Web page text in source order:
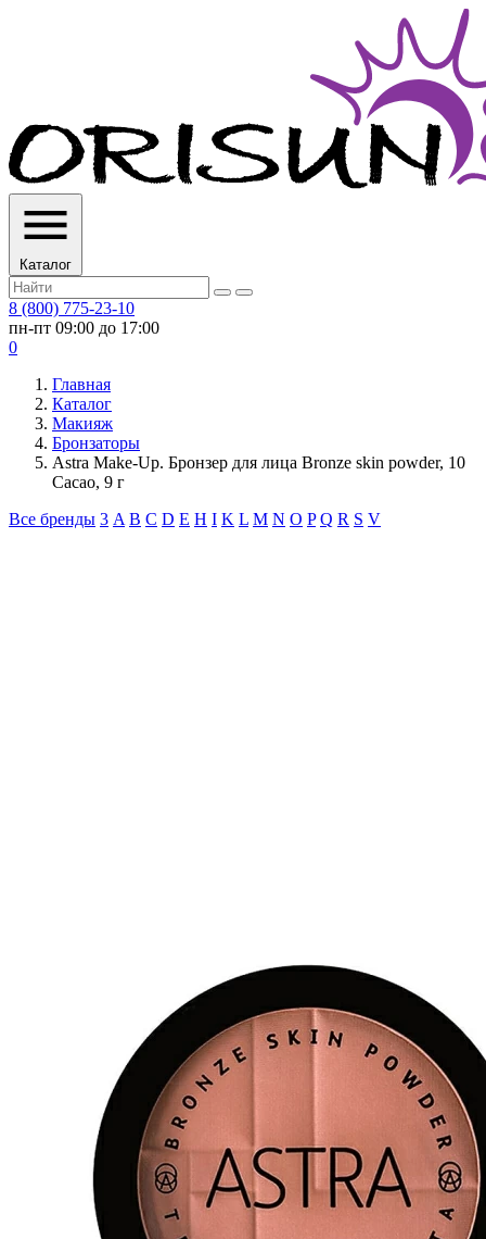
Каталог
8 (800) 775-23-10
пн-пт 09:00 до 17:00
0
Главная
Каталог
Макияж
Бронзаторы
Astra Make-Up. Бронзер для лица Bronze skin powder, 10
Cacao, 9 г
Все бренды 3 A B C D E H I K L M N O P Q R S V